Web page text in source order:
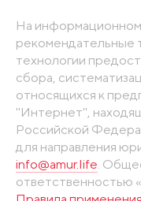
На
рекомендательные
технологии
сбора,
относящихся к
"Интернет",
Российской
для направления
info@amur.life.
ответственностью